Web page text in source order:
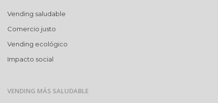
Vending saludable
Comercio justo
Vending ecológico
Impacto social
VENDING MÁS SALUDABLE